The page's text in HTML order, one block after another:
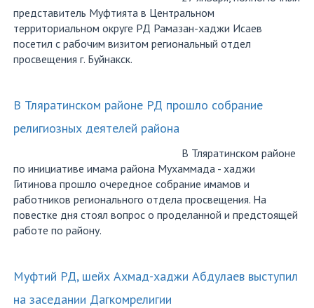
представитель Муфтията в Центральном
территориальном округе РД Рамазан-хаджи Исаев
посетил с рабочим визитом региональный отдел
просвещения г. Буйнакск.
В Тляратинском районе РД прошло собрание
религиозных деятелей района
В Тляратинском районе
по инициативе имама района Мухаммада - хаджи
Гитинова прошло очередное собрание имамов и
работников регионального отдела просвещения. На
повестке дня стоял вопрос о проделанной и предстоящей
работе по району.
Муфтий РД, шейх Ахмад-хаджи Абдулаев выступил
на заседании Дагкомрелигии